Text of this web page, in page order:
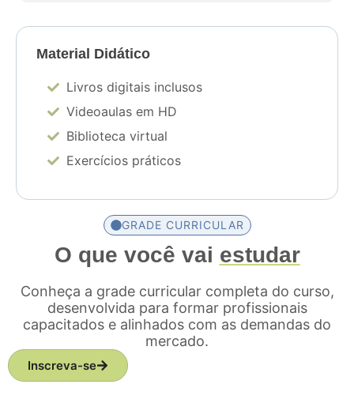
Material Didático
Livros digitais inclusos
Videoaulas em HD
Biblioteca virtual
Exercícios práticos
GRADE CURRICULAR
O que você vai estudar
Conheça a grade curricular completa do curso,
desenvolvida para formar profissionais
capacitados e alinhados com as demandas do
mercado.
Inscreva-se